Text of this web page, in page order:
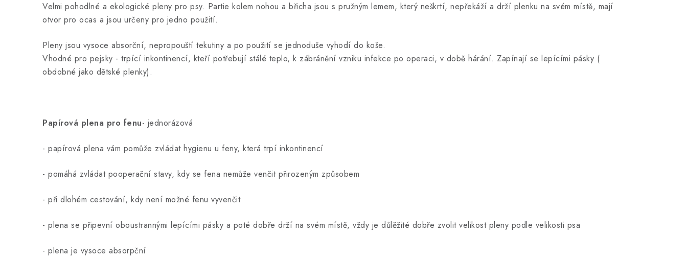
Velmi pohodlné a ekologické pleny pro psy. Partie kolem nohou a břicha jsou s pružným lemem, který neškrtí, nepřekáží a drží plenku na svém místě, mají
otvor pro ocas a jsou určeny pro jedno použití.
Pleny jsou vysoce absorční, nepropouští tekutiny a po použití se jednoduše vyhodí do koše.
Vhodné pro pejsky - trpící inkontinencí, kteří potřebují stálé teplo, k zábránění vzniku infekce po operaci, v době hárání. Zapínají se lepícími pásky (
obdobné jako dětské plenky).
Papírová plena pro fenu- jednorázová
- papírová plena vám pomůže zvládat hygienu u feny, která trpí inkontinencí
- pomáhá zvládat pooperační stavy, kdy se fena nemůže venčit přirozeným způsobem
- při dlohém cestování, kdy není možné fenu vyvenčit
- plena se připevní oboustrannými lepícími pásky a poté dobře drží na svém místě, vždy je důlěžité dobře zvolit velikost pleny podle velikosti psa
- plena je vysoce absorpční